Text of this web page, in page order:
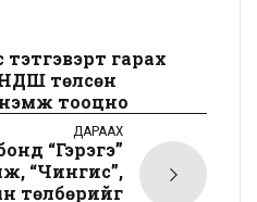
тэтгэвэрт гарах
НДШ төлсөн
тооцно
ДАРААХ
“Гэрэгэ”
“Чингис”,
төлбөрийг